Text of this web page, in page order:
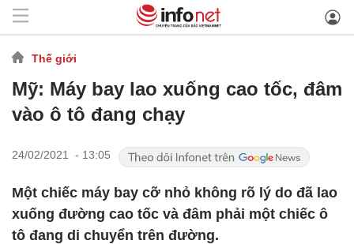
Thế giới
Mỹ: Máy bay lao xuống cao tốc, đâm
vào ô tô đang chạy
24/02/2021 - 13:05
Một chiếc máy bay cỡ nhỏ không rõ lý do đã lao
xuống đường cao tốc và đâm phải một chiếc ô
tô đang di chuyển trên đường.